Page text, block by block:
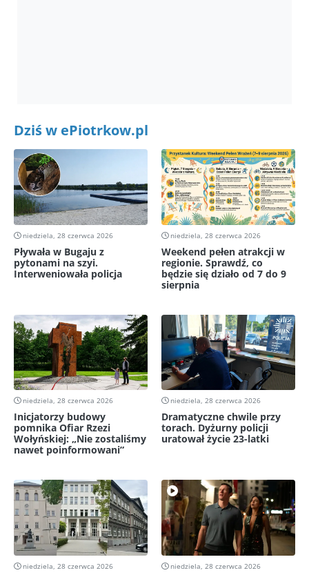
Dziś w ePiotrkow.pl
niedziela, 28 czerwca 2026
Pływała w Bugaju z
pytonami na szyi.
Interweniowała policja
niedziela, 28 czerwca 2026
Weekend pełen atrakcji w
regionie. Sprawdź, co
będzie się działo od 7 do 9
sierpnia
niedziela, 28 czerwca 2026
Inicjatorzy budowy
pomnika Ofiar Rzezi
Wołyńskiej: „Nie zostaliśmy
nawet poinformowani”
niedziela, 28 czerwca 2026
Dramatyczne chwile przy
torach. Dyżurny policji
uratował życie 23-latki
niedziela, 28 czerwca 2026 niedziela, 28 czerwca 2026